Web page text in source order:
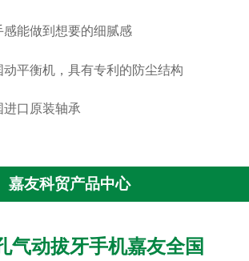
感能做到想要的细腻感
动平衡机，具有专利的防尘结构
进口原装轴承
嘉友科贸产品中心
气动拔牙手机嘉友全国